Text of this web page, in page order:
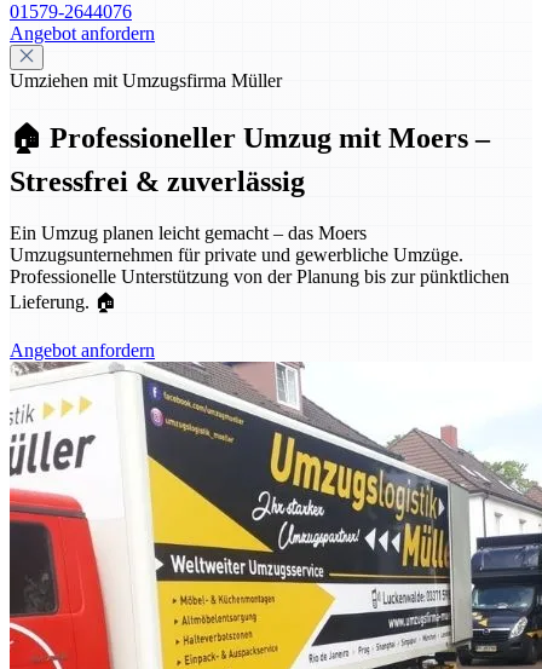
01579-2644076
Angebot anfordern
Umziehen mit Umzugsfirma Müller
🏠 Professioneller Umzug mit Moers –
Stressfrei & zuverlässig
Ein Umzug planen leicht gemacht – das Moers
Umzugsunternehmen für private und gewerbliche Umzüge.
Professionelle Unterstützung von der Planung bis zur pünktlichen
Lieferung. 🏠
Angebot anfordern